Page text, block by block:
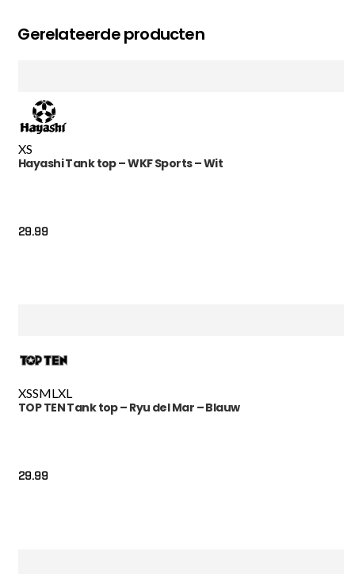
Gerelateerde producten
XS
Hayashi Tank top – WKF Sports – Wit
29.99
XSSMLXL
TOP TEN Tank top – Ryu del Mar – Blauw
29.99